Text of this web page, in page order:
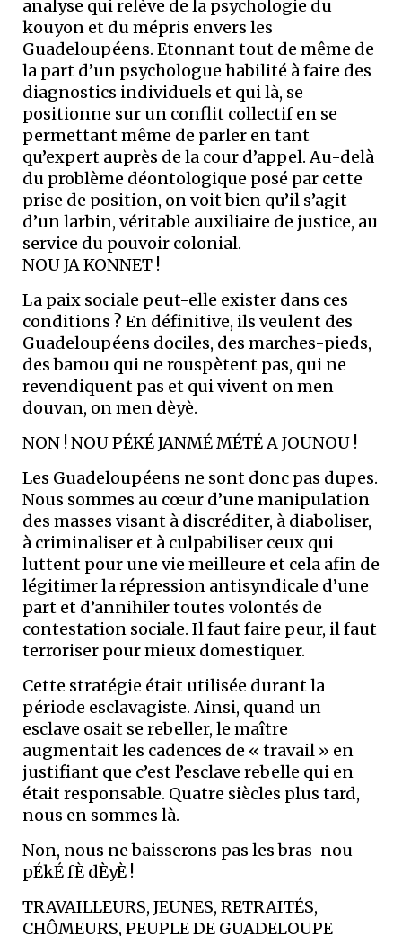
analyse qui relève de la psychologie du
kouyon et du mépris envers les
Guadeloupéens. Etonnant tout de même de
la part d’un psychologue habilité à faire des
diagnostics individuels et qui là, se
positionne sur un conflit collectif en se
permettant même de parler en tant
qu’expert auprès de la cour d’appel. Au-delà
du problème déontologique posé par cette
prise de position, on voit bien qu’il s’agit
d’un larbin, véritable auxiliaire de justice, au
service du pouvoir colonial.
NOU JA KONNET !
La paix sociale peut-elle exister dans ces
conditions ? En définitive, ils veulent des
Guadeloupéens dociles, des marches-pieds,
des bamou qui ne rouspètent pas, qui ne
revendiquent pas et qui vivent on men
douvan, on men dèyè.
NON ! NOU PÉKÉ JANMÉ MÉTÉ A JOUNOU !
Les Guadeloupéens ne sont donc pas dupes.
Nous sommes au cœur d’une manipulation
des masses visant à discréditer, à diaboliser,
à criminaliser et à culpabiliser ceux qui
luttent pour une vie meilleure et cela afin de
légitimer la répression antisyndicale d’une
part et d’annihiler toutes volontés de
contestation sociale. Il faut faire peur, il faut
terroriser pour mieux domestiquer.
Cette stratégie était utilisée durant la
période esclavagiste. Ainsi, quand un
esclave osait se rebeller, le maître
augmentait les cadences de « travail » en
justifiant que c’est l’esclave rebelle qui en
était responsable. Quatre siècles plus tard,
nous en sommes là.
Non, nous ne baisserons pas les bras-nou
pÉkÉ fÈ dÈyÈ !
TRAVAILLEURS, JEUNES, RETRAITÉS,
CHÔMEURS, PEUPLE DE GUADELOUPE